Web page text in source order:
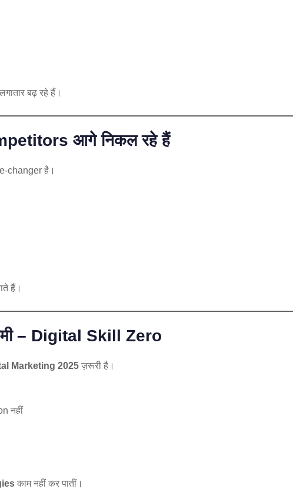
लगातार बढ़ रहे हैं।
आगे निकल रहे हैं
changer है।
हैं।
– Digital Skill Zero
Marketing 2025 ज़रूरी है।
नहीं
काम नहीं कर पातीं।